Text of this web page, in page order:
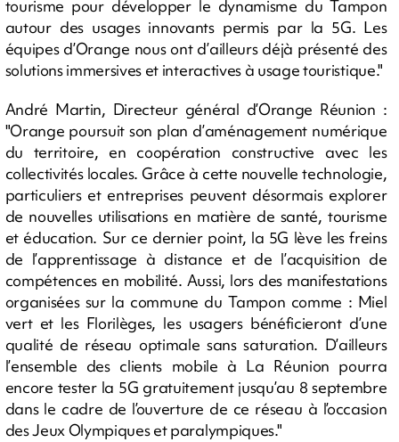
tourisme pour développer le dynamisme du Tampon
autour des usages innovants permis par la 5G. Les
équipes d’Orange nous ont d’ailleurs déjà présenté des
solutions immersives et interactives à usage touristique."
André Martin, Directeur général d’Orange Réunion :
"Orange poursuit son plan d’aménagement numérique
du territoire, en coopération constructive avec les
collectivités locales. Grâce à cette nouvelle technologie,
particuliers et entreprises peuvent désormais explorer
de nouvelles utilisations en matière de santé, tourisme
et éducation. Sur ce dernier point, la 5G lève les freins
de l’apprentissage à distance et de l’acquisition de
compétences en mobilité. Aussi, lors des manifestations
organisées sur la commune du Tampon comme : Miel
vert et les Florilèges, les usagers bénéficieront d’une
qualité de réseau optimale sans saturation. D’ailleurs
l’ensemble des clients mobile à La Réunion pourra
encore tester la 5G gratuitement jusqu’au 8 septembre
dans le cadre de l’ouverture de ce réseau à l’occasion
des Jeux Olympiques et paralympiques."